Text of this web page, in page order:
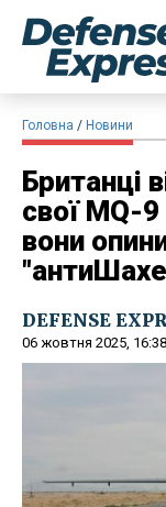
Головна Новини
Британці
свої MQ-
вони
DEFENSE
06 жовтня 2025, 16:38